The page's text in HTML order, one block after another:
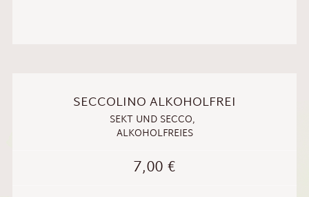
SECCOLINO ALKOHOLFREI
SEKT UND SECCO,
ALKOHOLFREIES
7,00€